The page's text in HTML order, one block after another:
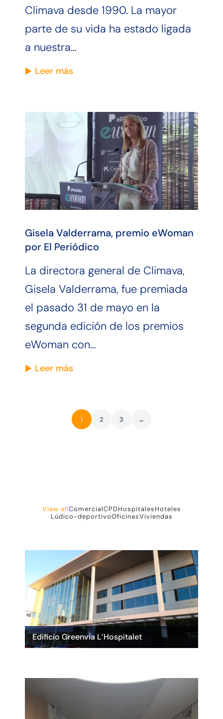
Climava desde 1990. La mayor
parte de su vida ha estado ligada
a nuestra…
Leer más
Gisela Valderrama, premio eWoman
por El Periódico
La directora general de Climava,
Gisela Valderrama, fue premiada
el pasado 31 de mayo en la
segunda edición de los premios
eWoman con…
Leer más
1 2 3 →
View allComercialCPDHospitalesHoteles
Lúdico-deportivoOficinasViviendas
Edificio Greenvia L’Hospitalet